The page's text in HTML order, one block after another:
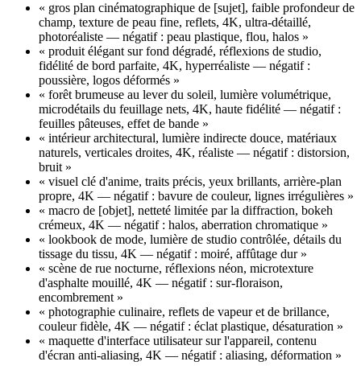
« gros plan cinématographique de [sujet], faible profondeur de
champ, texture de peau fine, reflets, 4K, ultra-détaillé,
photoréaliste — négatif : peau plastique, flou, halos »
« produit élégant sur fond dégradé, réflexions de studio,
fidélité de bord parfaite, 4K, hyperréaliste — négatif :
poussière, logos déformés »
« forêt brumeuse au lever du soleil, lumière volumétrique,
microdétails du feuillage nets, 4K, haute fidélité — négatif :
feuilles pâteuses, effet de bande »
« intérieur architectural, lumière indirecte douce, matériaux
naturels, verticales droites, 4K, réaliste — négatif : distorsion,
bruit »
« visuel clé d'anime, traits précis, yeux brillants, arrière-plan
propre, 4K — négatif : bavure de couleur, lignes irrégulières »
« macro de [objet], netteté limitée par la diffraction, bokeh
crémeux, 4K — négatif : halos, aberration chromatique »
« lookbook de mode, lumière de studio contrôlée, détails du
tissage du tissu, 4K — négatif : moiré, affûtage dur »
« scène de rue nocturne, réflexions néon, microtexture
d'asphalte mouillé, 4K — négatif : sur-floraison,
encombrement »
« photographie culinaire, reflets de vapeur et de brillance,
couleur fidèle, 4K — négatif : éclat plastique, désaturation »
« maquette d'interface utilisateur sur l'appareil, contenu
d'écran anti-aliasing, 4K — négatif : aliasing, déformation »